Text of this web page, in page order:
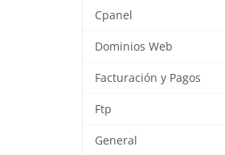
Cpanel
Dominios Web
Facturación y Pagos
Ftp
General